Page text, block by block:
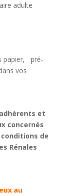
adulte
papier, pré-
vos
et
concernés
de
Rénales
au